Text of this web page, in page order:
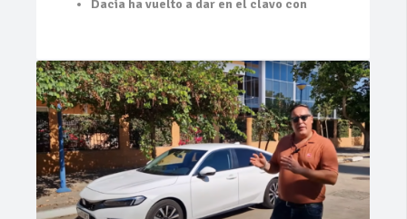
Dacia ha vuelto a dar en el clavo con